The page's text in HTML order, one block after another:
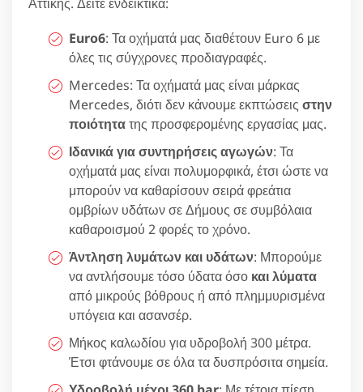
Euro6: Τα οχήματά μας διαθέτουν Euro 6 με
όλες τις σύγχρονες προδιαγραφές.
Mercedes: Τα οχήματά μας είναι μάρκας
Mercedes, διότι δεν κάνουμε εκπτώσεις στην
ποιότητατης προσφερομένης εργασίας μας.
Ιδανικά για συντηρήσεις αγωγών: Τα
οχήματά μας είναι πολυμορφικά, έτσι ώστε να
μπορούν να καθαρίσουν σειρά φρεάτια
ομβρίων υδάτων σε Δήμους σε συμβόλαια
καθαροισμού 2 φορές το χρόνο.
Άντληση λυμάτων και υδάτων: Μπορούμε
να αντλήσουμε τόσο ύδατα όσο και λύματα
από μικρούς βόθρους ή από πλημμυρισμένα
υπόγεια και ασανσέρ.
Μήκος καλωδίου για υδροβολή 300 μέτρα.
Έτσι φτάνουμε σε όλα τα δυσπρόσιτα σημεία.